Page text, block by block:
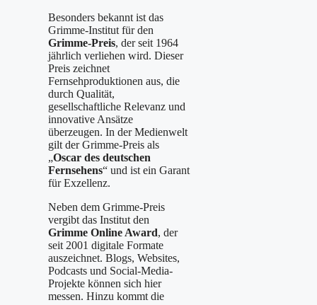
Besonders bekannt ist das
Grimme-Institut für den
Grimme-Preis, der seit 1964
jährlich verliehen wird. Dieser
Preis zeichnet
Fernsehproduktionen aus, die
durch Qualität,
gesellschaftliche Relevanz und
innovative Ansätze
überzeugen. In der Medienwelt
gilt der Grimme-Preis als
„Oscar des deutschen
Fernsehens“ und ist ein Garant
für Exzellenz.
Neben dem Grimme-Preis
vergibt das Institut den
Grimme Online Award, der
seit 2001 digitale Formate
auszeichnet. Blogs, Websites,
Podcasts und Social-Media-
Projekte können sich hier
messen. Hinzu kommt die